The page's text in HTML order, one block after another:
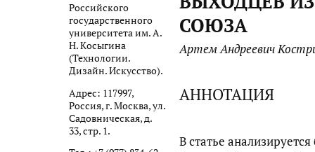
Российского
государственного
университета им. А.
Н. Косыгина
(Технологии.
Дизайн. Искусство).
Адрес: 117997,
Россия, г. Москва, ул.
Садовническая, д.
33, стр. 1.
СОЮЗА
Артем Андреевич
АННОТАЦИЯ
В статье